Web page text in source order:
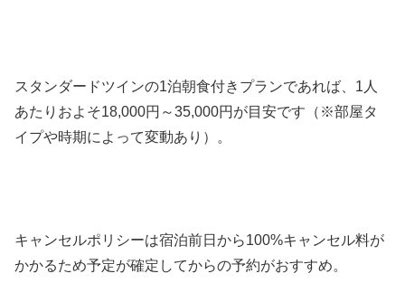
スタンダードツインの1泊朝食付きプランであれば、1人
あたりおよそ18,000円～35,000円が目安です（※部屋タ
イプや時期によって変動あり）。
キャンセルポリシーは宿泊前日から100%キャンセル料が
かかるため予定が確定してからの予約がおすすめ。